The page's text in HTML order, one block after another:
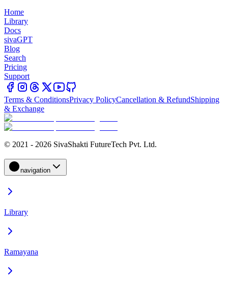
Home
Library
Docs
sivaGPT
Blog
Search
Pricing
Support
Terms & ConditionsPrivacy PolicyCancellation & RefundShipping
& Exchange
© 2021 - 2026 SivaShakti FutureTech Pvt. Ltd.
navigation
Library
Ramayana